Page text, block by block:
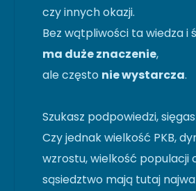
czy innych okazji.
Bez wątpliwości ta wiedza i
ma duże znaczenie,
ale często nie wystarcza.
Szukasz podpowiedzi,
Czy jednak wielkość PKB,
wzrostu, wielkość populacji
sąsiedztwo mają tutaj